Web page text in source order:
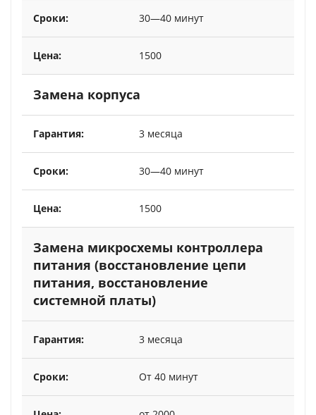
30—40 минут
1500
Замена корпуса
3 месяца
30—40 минут
1500
Замена микросхемы контроллера
питания (восстановление цепи
питания, восстановление
системной платы)
3 месяца
От 40 минут